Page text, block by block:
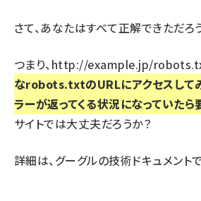
さて、あなたはすべて正解できただろ
つまり、http://example.jp/
なrobots.txtのURLにアクセスして
ラーが返ってくる状況になっていたら
サイトでは大丈夫だろうか？
詳細は、グーグルの技術ドキュメント